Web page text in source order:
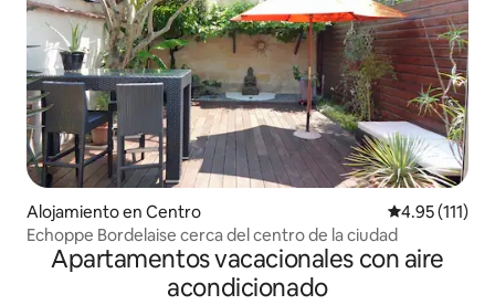
Alojamiento en Centro Calificación
4.95 (111)
Echoppe Bordelaise cerca del centro de la ciudad
Apartamentos vacacionales con aire
acondicionado